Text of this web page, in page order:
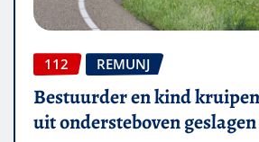
112 REMUNJ
Bestuurder en kind
uit ondersteboven